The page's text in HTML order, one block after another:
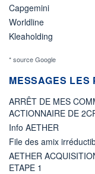
Capgemini
Worldline
Kleaholding
* source Google
MESSAGES LES
ARRÊT DE MES
ACTIONNAIRE DE
Info AETHER
File des amix
AETHER
ETAPE 1